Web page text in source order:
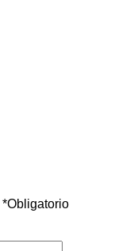
*Obligatorio